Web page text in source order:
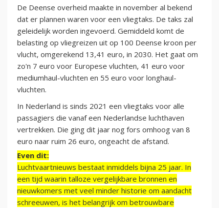
De Deense overheid maakte in november al bekend
dat er plannen waren voor een vliegtaks. De taks zal
geleidelijk worden ingevoerd. Gemiddeld komt de
belasting op vliegreizen uit op 100 Deense kroon per
vlucht, omgerekend 13,41 euro, in 2030. Het gaat om
zo'n 7 euro voor Europese vluchten, 41 euro voor
mediumhaul-vluchten en 55 euro voor longhaul-
vluchten.
In Nederland is sinds 2021 een vliegtaks voor alle
passagiers die vanaf een Nederlandse luchthaven
vertrekken. Die ging dit jaar nog fors omhoog van 8
euro naar ruim 26 euro, ongeacht de afstand.
Even dit:
Luchtvaartnieuws bestaat inmiddels bijna 25 jaar. In
een tijd waarin talloze vergelijkbare bronnen en
nieuwkomers met veel minder historie om aandacht
schreeuwen, is het belangrijk om betrouwbare